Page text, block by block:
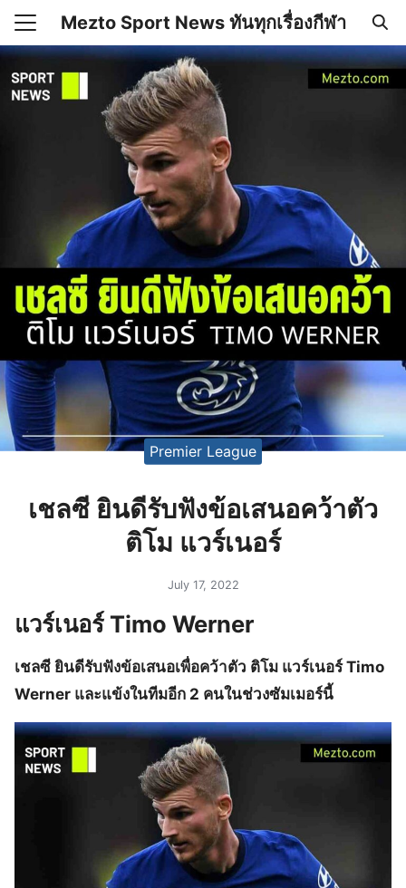
Skip
content
Mezto Sport News ทันทุกเรื่องกีฬา
Mezto.com เกี่ยวกับเรา
Search
for:
Premier League
เชลซี ยินดีรับฟังข้อเสนอคว้าตัว
ติโม แวร์เนอร์
July 17, 2022
แวร์เนอร์ Timo Werner
เชลซี ยินดีรับฟังข้อเสนอเพื่อคว้าตัว ติโม แวร์เนอร์ Timo
Werner และแข้งในทีมอีก 2 คนในช่วงซัมเมอร์นี้